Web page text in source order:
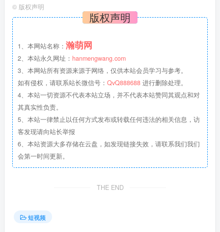
© 版权声明
版权声明
1、本网站名称： 瀚萌网
2、本站永久网址： hanmengwang.com
3、本网站所有资源来源于网络，仅供本站会员学习与参考。
如有侵权，请联系站长微信号： QvQ888688 进行删除处理。
4、本站一切资源不代表本站立场，并不代表本站赞同其观点和对
其真实性负责。
5、本站一律禁止以任何方式发布或转载任何违法的相关信息，访
客发现请向站长举报
6、本站资源大多存储在云盘，如发现链接失效，请联系我们我们
会第一时间更新。
THE END
短视频